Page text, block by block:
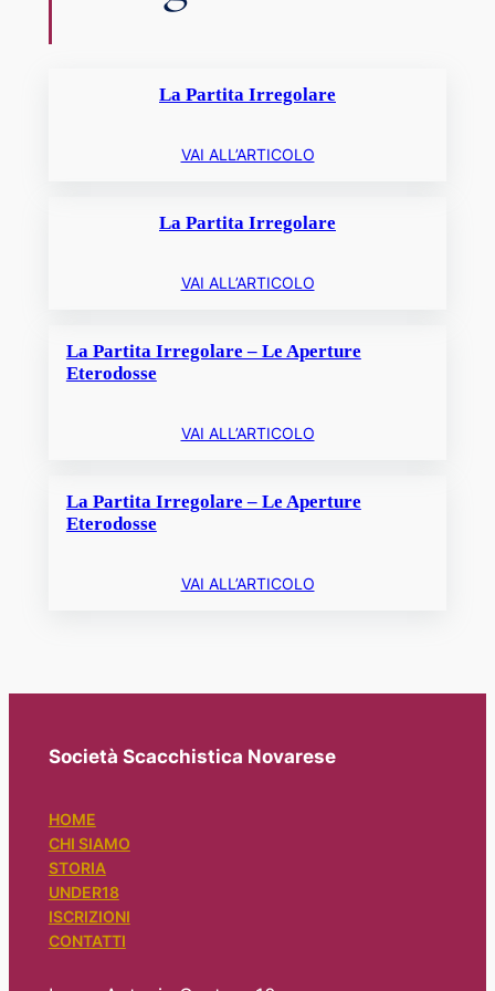
La Partita Irregolare
VAI ALL’ARTICOLO
La Partita Irregolare
VAI ALL’ARTICOLO
La Partita Irregolare – Le Aperture
Eterodosse
VAI ALL’ARTICOLO
La Partita Irregolare – Le Aperture
Eterodosse
VAI ALL’ARTICOLO
Società Scacchistica Novarese
HOME
CHI SIAMO
STORIA
UNDER18
ISCRIZIONI
CONTATTI